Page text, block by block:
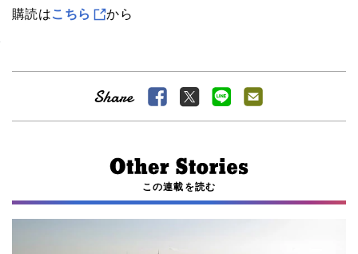
購読はこちら から
この連載を読む